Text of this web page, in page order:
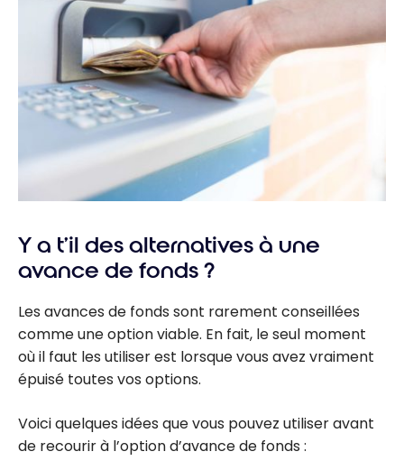
Y a t’il des alternatives à une
avance de fonds ?
Les avances de fonds sont rarement conseillées
comme une option viable. En fait, le seul moment
où il faut les utiliser est lorsque vous avez vraiment
épuisé toutes vos options.
Voici quelques idées que vous pouvez utiliser avant
de recourir à l’option d’avance de fonds :